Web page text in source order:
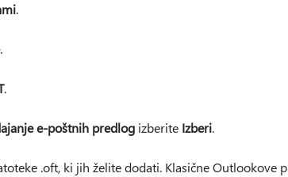
.
.
.
e-poštnih predlogizberite Izberi.
.oft, ki jih želite dodati. Klasične Outlookove